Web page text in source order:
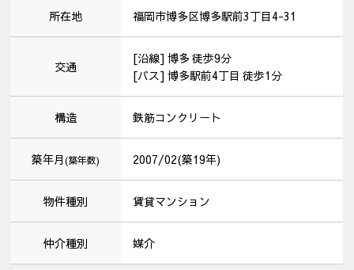
所在地 福岡市博多区博多駅前3丁目4-31
交通
[沿線] 博多 徒歩9分
[バス] 博多駅前4丁目 徒歩1分
構造 鉄筋コンクリート
築年月(築年数) 2007/02(築19年)
物件種別 賃貸マンション
仲介種別 媒介